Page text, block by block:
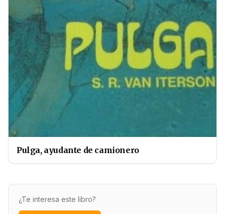
Pulga, ayudante de camionero
¿Te interesa este libro?